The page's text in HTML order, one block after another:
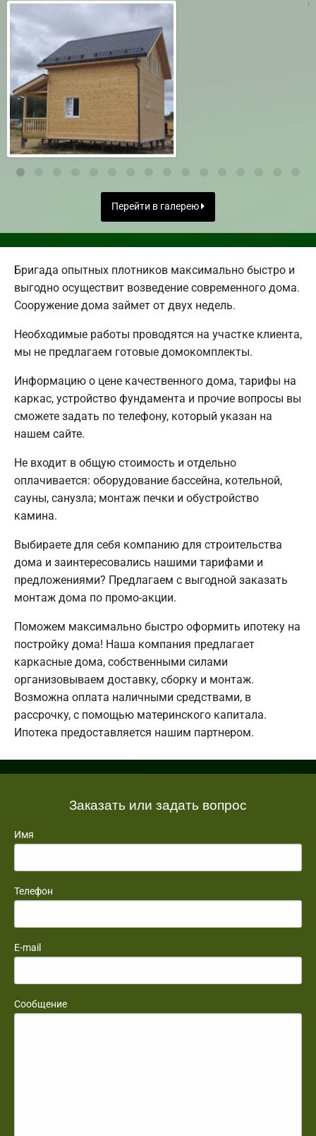
Перейти в галерею
Бригада опытных плотников максимально быстро и
выгодно осуществит возведение современного дома.
Сооружение дома займет от двух недель.
Необходимые работы проводятся на участке клиента,
мы не предлагаем готовые домокомплекты.
Информацию о цене качественного дома, тарифы на
каркас, устройство фундамента и прочие вопросы вы
сможете задать по телефону, который указан на
нашем сайте.
Не входит в общую стоимость и отдельно
оплачивается: оборудование бассейна, котельной,
сауны, санузла; монтаж печки и обустройство
камина.
Выбираете для себя компанию для строительства
дома и заинтересовались нашими тарифами и
предложениями? Предлагаем с выгодной заказать
монтаж дома по промо-акции.
Поможем максимально быстро оформить ипотеку на
постройку дома! Наша компания предлагает
каркасные дома, собственными силами
организовываем доставку, сборку и монтаж.
Возможна оплата наличными средствами, в
рассрочку, с помощью материнского капитала.
Ипотека предоставляется нашим партнером.
Заказать или задать вопрос
Имя
Телефон
E-mail
Сообщение